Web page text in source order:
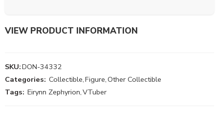
VIEW PRODUCT INFORMATION
SKU:DON-34332
Categories: Collectible,Figure,Other Collectible
Tags: Eirynn Zephyrion,VTuber